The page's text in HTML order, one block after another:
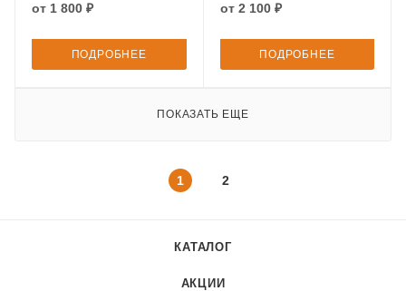
от 1 800 ₽
ПОДРОБНЕЕ
от 2 100 ₽
ПОДРОБНЕЕ
ПОКАЗАТЬ ЕЩЕ
1 2
КАТАЛОГ
АКЦИИ